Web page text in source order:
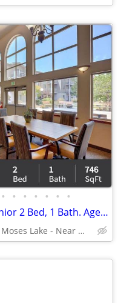
• • • • • • •
Quiet, comfortable, senior 2 Bed, 1 Bath. Age restrictions apply.
Moses Lake - Near Moses Lake High School